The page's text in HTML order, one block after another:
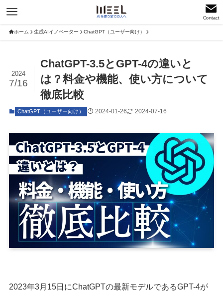
Contact
ホーム 生成AIイノベーター ChatGPT（ユーザー向け）
ChatGPT-3.5とGPT-4の違いと
は？料金や機能、使い方について
徹底比較
2024
7/16
ChatGPT（ユーザー向け） 2024-01-26 2024-07-16
2023年3月15日にChatGPTの最新モデルであるGPT-4が